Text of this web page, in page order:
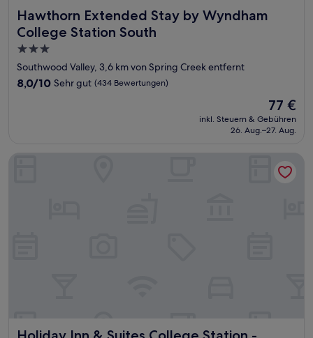
Hawthorn Extended Stay by Wyndham
College Station South
Hawthorn Extended Stay by Wyndham College Station
3.0-
Sterne-
Unterkunft
Southwood Valley, 3,6 km von Spring Creek entfernt
8.0
Bewertungen)
8,0/10 Sehr gut (434 Bewertungen)
Der
Preis
beträgt
77 €
inkl. Steuern & Gebühren
26. Aug.–27. Aug.
Holiday Inn & Suites College Station - Aggieland by IHG
Holiday Inn & Suites College Station - Aggieland by IHG